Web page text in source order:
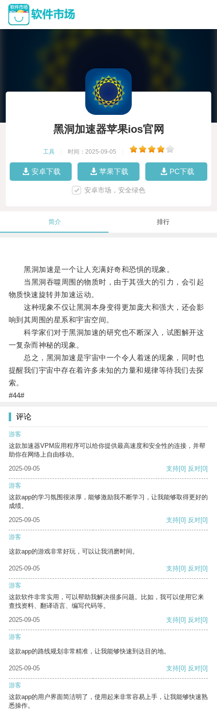
黑洞加速器苹果ios官网
工具 时间：2025-09-05
安卓下载 苹果下载 PC下载
安卓市场，安全绿色
简介 排行
黑洞加速是一个让人充满好奇和恐惧的现象。
当黑洞吞噬周围的物质时，由于其强大的引力，会引起
物质快速旋转并加速运动。
这种现象不仅让黑洞本身变得更加庞大和强大，还会影
响到其周围的星系和宇宙空间。
科学家们对于黑洞加速的研究也不断深入，试图解开这
一复杂而神秘的现象。
总之，黑洞加速是宇宙中一个令人着迷的现象，同时也
提醒我们宇宙中存在着许多未知的力量和规律等待我们去探
索。
#44#
评论
游客
这款加速器VPM应用程序可以给你提供最高速度和安全性的连接，并帮
助你在网络上自由移动。
2025-09-05
支持[0] 反对[0]
游客
这款app的学习氛围很浓厚，能够激励我不断学习，让我能够取得更好的
成绩。
2025-09-05
支持[0] 反对[0]
游客
这款app的游戏非常好玩，可以让我消磨时间。
2025-09-05 支持[0] 反对[0]
游客
这款软件非常实用，可以帮助我解决很多问题。比如，我可以使用它来
查找资料、翻译语言、编写代码等。
2025-09-05
支持[0] 反对[0]
游客
这款app的路线规划非常精准，让我能够快速到达目的地。
2025-09-05 支持[0] 反对[0]
游客
这款app的用户界面简洁明了，使用起来非常容易上手，让我能够快速熟
悉操作。